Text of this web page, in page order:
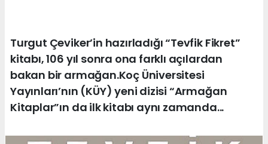
Turgut Çeviker’in hazırladığı “Tevfik Fikret”
kitabı, 106 yıl sonra ona farklı açılardan
bakan bir armağan.Koç Üniversitesi
Yayınları’nın (KÜY) yeni dizisi “Armağan
Kitaplar”ın da ilk kitabı aynı zamanda...